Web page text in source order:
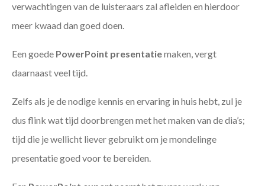
verwachtingen van de luisteraars zal afleiden en hierdoor
meer kwaad dan goed doen.
Een goede PowerPoint presentatiemaken, vergt
daarnaast veel tijd.
Zelfs als je de nodige kennis en ervaring in huis hebt, zul je
dus flink wat tijd doorbrengen met het maken van de dia’s;
tijd die je wellicht liever gebruikt om je mondelinge
presentatie goed voor te bereiden.